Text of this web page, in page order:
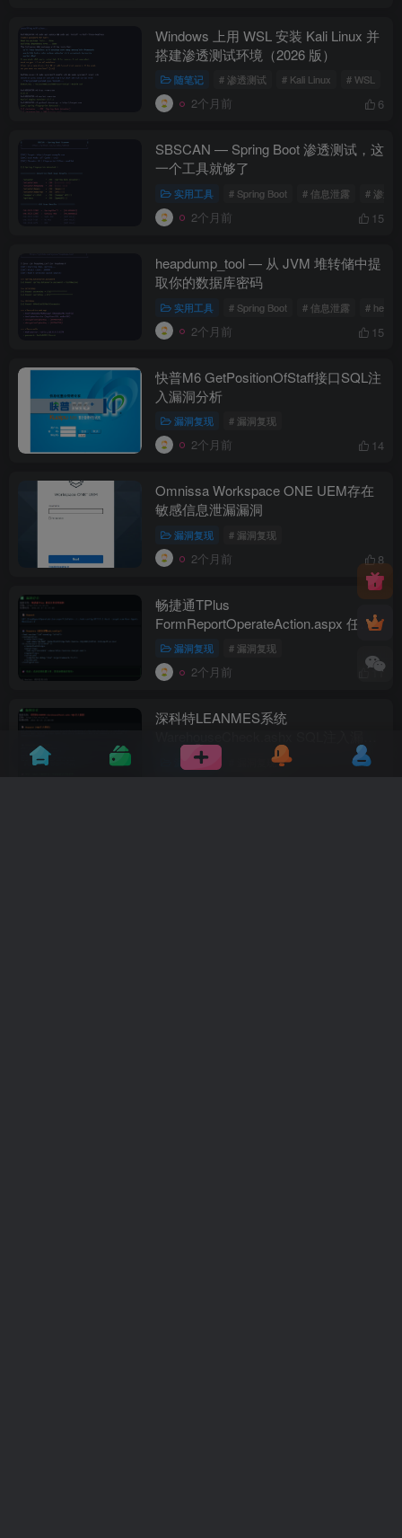
Windows 上用 WSL 安装 Kali Linux 并
搭建渗透测试环境（2026 版）
随笔记 # 渗透测试 # Kali Linux # WSL
2个月前 6
SBSCAN — Spring Boot 渗透测试，这
一个工具就够了
实用工具 # Spring Boot # 信息泄露 # 渗透
2个月前 15
heapdump_tool — 从 JVM 堆转储中提
取你的数据库密码
实用工具 # Spring Boot # 信息泄露 #
2个月前 15
快普M6 GetPositionOfStaff接口SQL注
入漏洞分析
漏洞复现 # 漏洞复现
2个月前 14
Omnissa Workspace ONE UEM存在
敏感信息泄漏漏洞
漏洞复现 # 漏洞复现
2个月前 8
畅捷通TPlus
FormReportOperateAction.aspx 任意
文件读取漏洞分析
漏洞复现 # 漏洞复现
2个月前 11
深科特LEANMES系统
漏洞复现 # 漏洞复现